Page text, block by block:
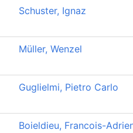
Schuster, Ignaz
Müller, Wenzel
Guglielmi, Pietro Carlo
Boieldieu, Francois-